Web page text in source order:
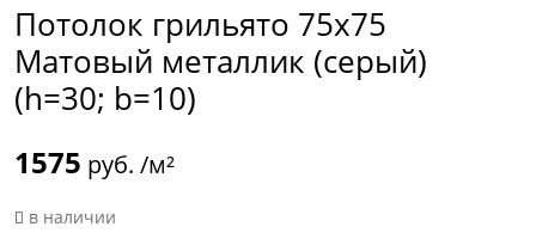
Потолок грильято 75х75
Матовый металлик (серый)
(h=30; b=10)
1575 руб. /м²
в наличии